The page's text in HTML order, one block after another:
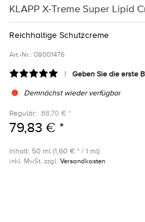
KLAPP X-Treme Super Lipid
Reichhaltige Schutzcreme
Art.-Nr.: 08001476
Geben Sie die erste
Demnächst wieder verfügbar
Regulär: 88,70 € *
79,83 € *
Inhalt: 50 ml (1,60 € * / 1 ml)
inkl. MwSt. zzgl. Versandkosten